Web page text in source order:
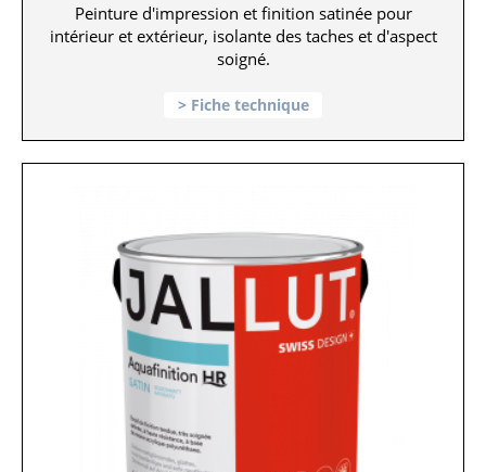
Peinture d'impression et finition satinée pour
intérieur et extérieur, isolante des taches et d'aspect
soigné.
Fiche technique